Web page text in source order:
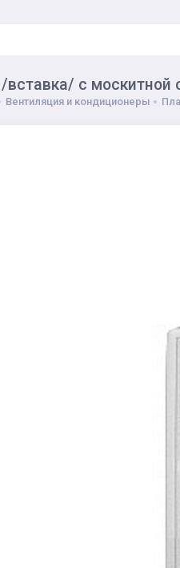
вставка/ с москитной
Вентиляция и кондиционеры